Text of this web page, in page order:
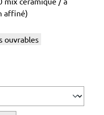
affiné)
ouvrables